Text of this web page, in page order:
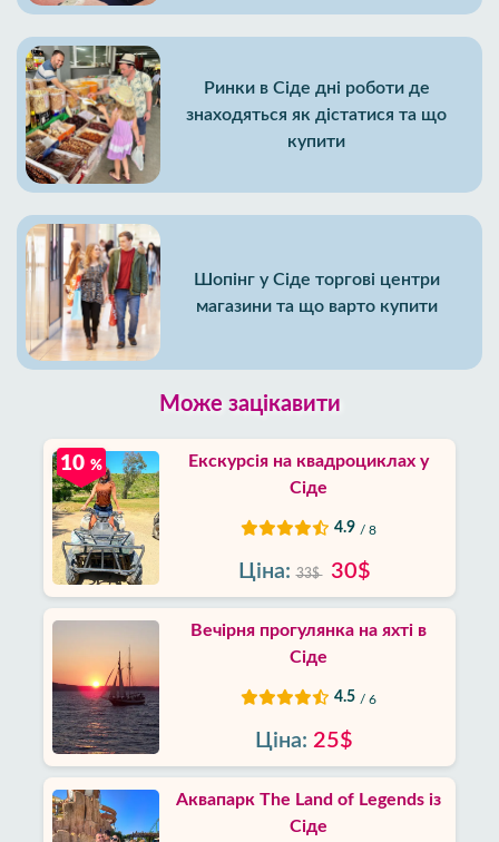
Ринки в Сіде дні роботи де
знаходяться як дістатися та що
купити
Шопінг у Сіде торгові центри
магазини та що варто купити
Може зацікавити
10 %
Екскурсія на квадроциклах у
Сіде
4.9 / 8
Ціна:33$ 30$
Вечірня прогулянка на яхті в
Сіде
4.5 / 6
Ціна: 25$
Аквапарк The Land of Legends із
Сіде